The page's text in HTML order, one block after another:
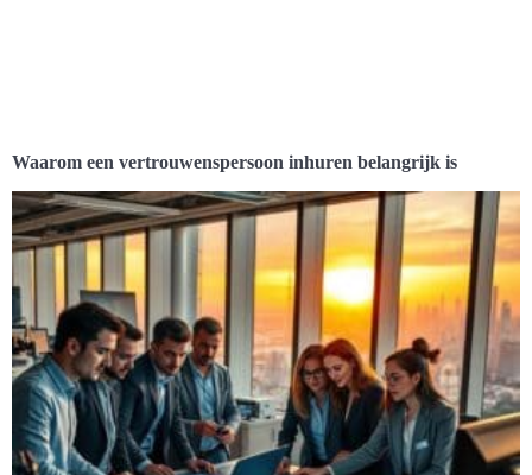
Waarom een vertrouwenspersoon inhuren belangrijk is